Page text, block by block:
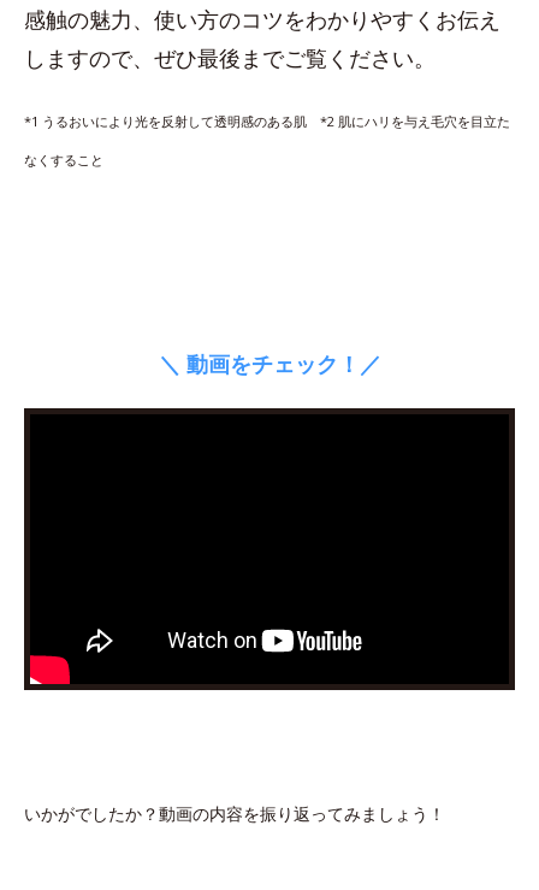
感触の魅力、使い方のコツをわかりやすくお伝え
しますので、ぜひ最後までご覧ください。
*1 うるおいにより光を反射して透明感のある肌 *2 肌にハリを与え毛穴を目立た
なくすること
＼ 動画をチェック！／
いかがでしたか？動画の内容を振り返ってみましょう！